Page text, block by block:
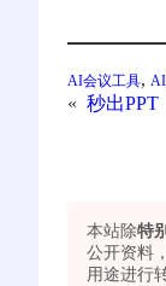
AI会议工具,
« 秒出PPT
本站除特
公开资料
用途进行